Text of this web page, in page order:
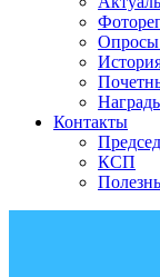
Опросы
Контакты
КСП